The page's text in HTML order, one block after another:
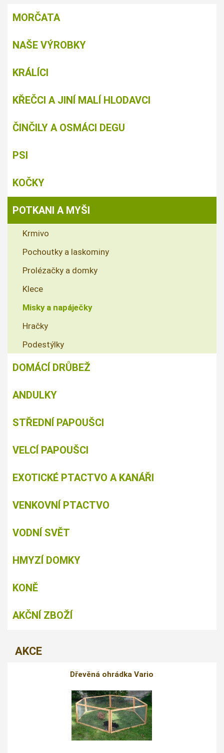
MORČATA
NAŠE VÝROBKY
KRÁLÍCI
KŘEČCI A JINÍ MALÍ HLODAVCI
ČINČILY A OSMÁCI DEGU
PSI
KOČKY
POTKANI A MYŠI
Krmivo
Pochoutky a laskominy
Prolézačky a domky
Klece
Misky a napáječky
Hračky
Podestýlky
DOMÁCÍ DRŮBEŽ
ANDULKY
STŘEDNÍ PAPOUŠCI
VELCÍ PAPOUŠCI
EXOTICKÉ PTACTVO A KANÁŘI
VENKOVNÍ PTACTVO
VODNÍ SVĚT
HMYZÍ DOMKY
KONĚ
AKČNÍ ZBOŽÍ
AKCE
Dřevěná ohrádka Vario